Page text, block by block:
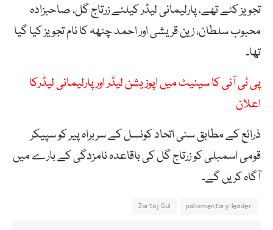
تجویز کئے تھے، پارلیمانی لیڈر کیلئے زرتاج گل، صاحبزادہ
محبوب سلطان، زین قریشی اور احمد چٹھہ کا نام تجویز کیا گیا
تھا۔
پی ٹی آئی کا سینیٹ میں اپوزیشن لیڈر اور پارلیمانی لیڈرکا
اعلان
ذرائع کے مطابق سنی اتحاد کونسل کے سربراہ پیر کو سپیکر
قومی اسمبلی کو زرتاج گل کی باقاعدہ نامزدگی کے بارے میں
آگاہ کریں گے۔
paliamentary leader
Zartaj Gul